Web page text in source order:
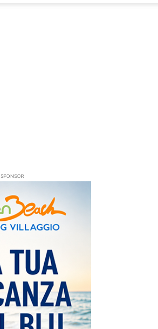
SPONSOR